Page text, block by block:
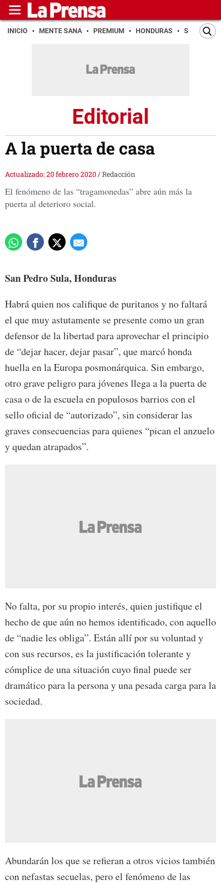
INICIO MENTE SANA PREMIUM HONDURAS SAN PEDRO
Editorial
A la puerta de casa
Actualizado: 20 febrero 2020/Redacción
El fenómeno de las “tragamonedas” abre aún más la
puerta al deterioro social.
San Pedro Sula, Honduras
Habrá quien nos califique de puritanos y no faltará
el que muy astutamente se presente como un gran
defensor de la libertad para aprovechar el principio
de “dejar hacer, dejar pasar”, que marcó honda
huella en la Europa posmonárquica. Sin embargo,
otro grave peligro para jóvenes llega a la puerta de
casa o de la escuela en populosos barrios con el
sello oficial de “autorizado”, sin considerar las
graves consecuencias para quienes “pican el anzuelo
y quedan atrapados”.
No falta, por su propio interés, quien justifique el
hecho de que aún no hemos identificado, con aquello
de “nadie les obliga”. Están allí por su voluntad y
con sus recursos, es la justificación tolerante y
cómplice de una situación cuyo final puede ser
dramático para la persona y una pesada carga para la
sociedad.
Abundarán los que se refieran a otros vicios también
con nefastas secuelas, pero el fenómeno de las